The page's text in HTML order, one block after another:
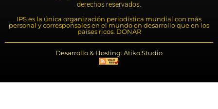
derechos reservados.
IPS es la única organización periodística mundial con más
personal y corresponsales en el mundo en desarrollo que en los
países ricos. DONAR
Desarrollo & Hosting: Atiko.Studio